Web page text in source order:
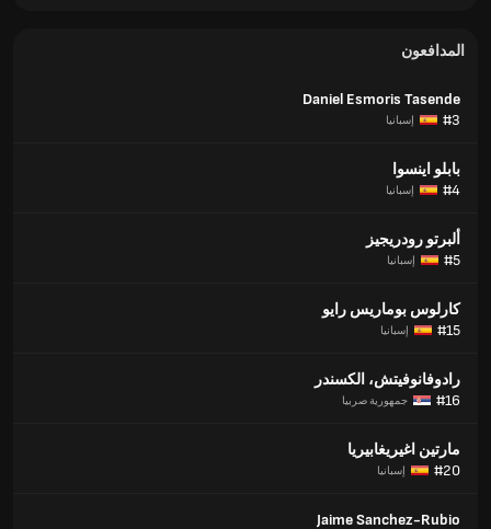
المدافعون
Daniel Esmoris Tasende
#3
إسبانيا
بابلو اينسوا
#4
إسبانيا
ألبرتو رودريجيز
#5
إسبانيا
كارلوس بوماريس رايو
#15
إسبانيا
رادوفانوفيتش، الكسندر
#16
جمهورية صربيا
مارتين اغيريغابيريا
#20
إسبانيا
Jaime Sanchez-Rubio